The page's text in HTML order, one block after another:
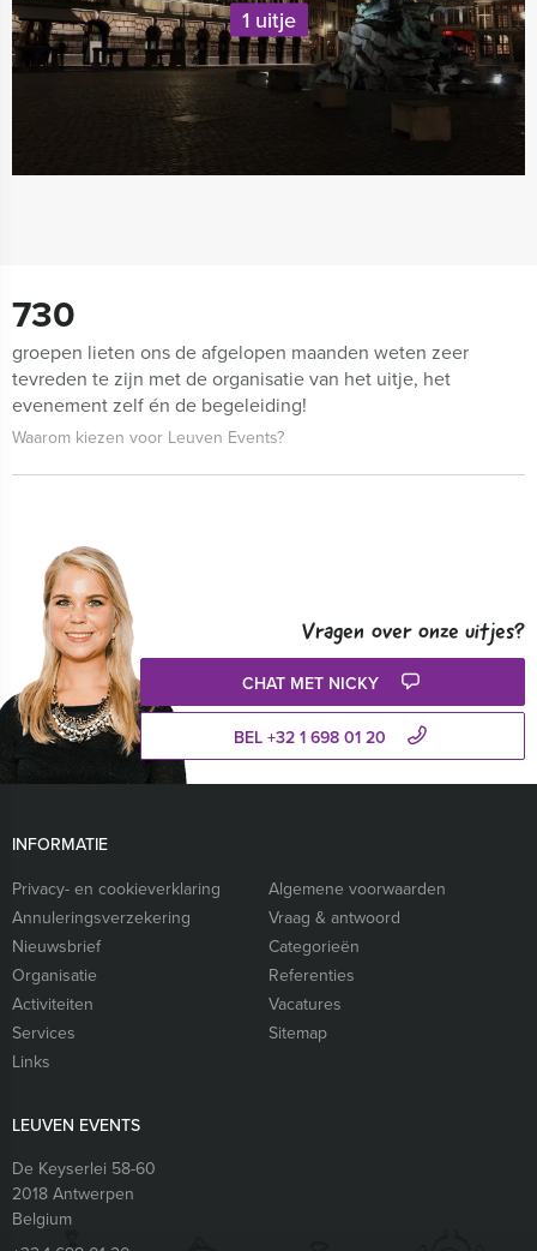
1 uitje
730
groepen lieten ons de afgelopen maanden weten zeer
tevreden te zijn met de organisatie van het uitje, het
evenement zelf én de begeleiding!
Waarom kiezen voor Leuven Events?
Vragen over onze uitjes?
CHAT MET NICKY
BEL +32 1 698 01 20
INFORMATIE
Privacy- en cookieverklaring
Algemene voorwaarden
Annuleringsverzekering
Vraag & antwoord
Nieuwsbrief
Categorieën
Organisatie
Referenties
Activiteiten
Vacatures
Services
Sitemap
Links
LEUVEN EVENTS
De Keyserlei 58-60
2018Antwerpen
Belgium